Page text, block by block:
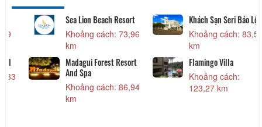
Kim Ngân Thảo Hotel
Khoảng cách: 1,08
Khách sạn Công Nhi
Khoảng cách: 1,35
Khách Sạn Phú Gia
Khoảng cách: 1,36
Khách sạn Vĩnh Hưng
Khoảng cách: 1,62
km